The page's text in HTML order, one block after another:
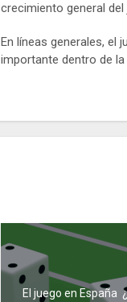
crecimiento general del
En líneas generales, el
importante dentro de
El juego en España